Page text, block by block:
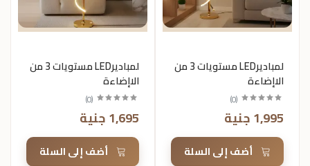
لمباديرLED مستويات 3 من
الاإضاءة
(
0
)
1,995 جنية
أضف إلى السلة
لمباديرLED مستويات 3 من
الاإضاءة
(
0
)
1,695 جنية
أضف إلى السلة